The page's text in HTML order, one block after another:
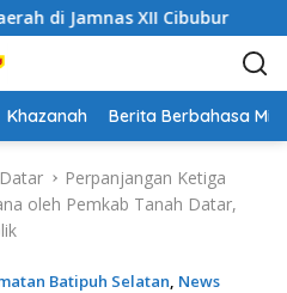
di Jamnas XII Cibubur
Khazanah Berita Berbahasa
Perpanjangan Ketiga
oleh Pemkab Tanah Datar,
Batipuh Selatan, News